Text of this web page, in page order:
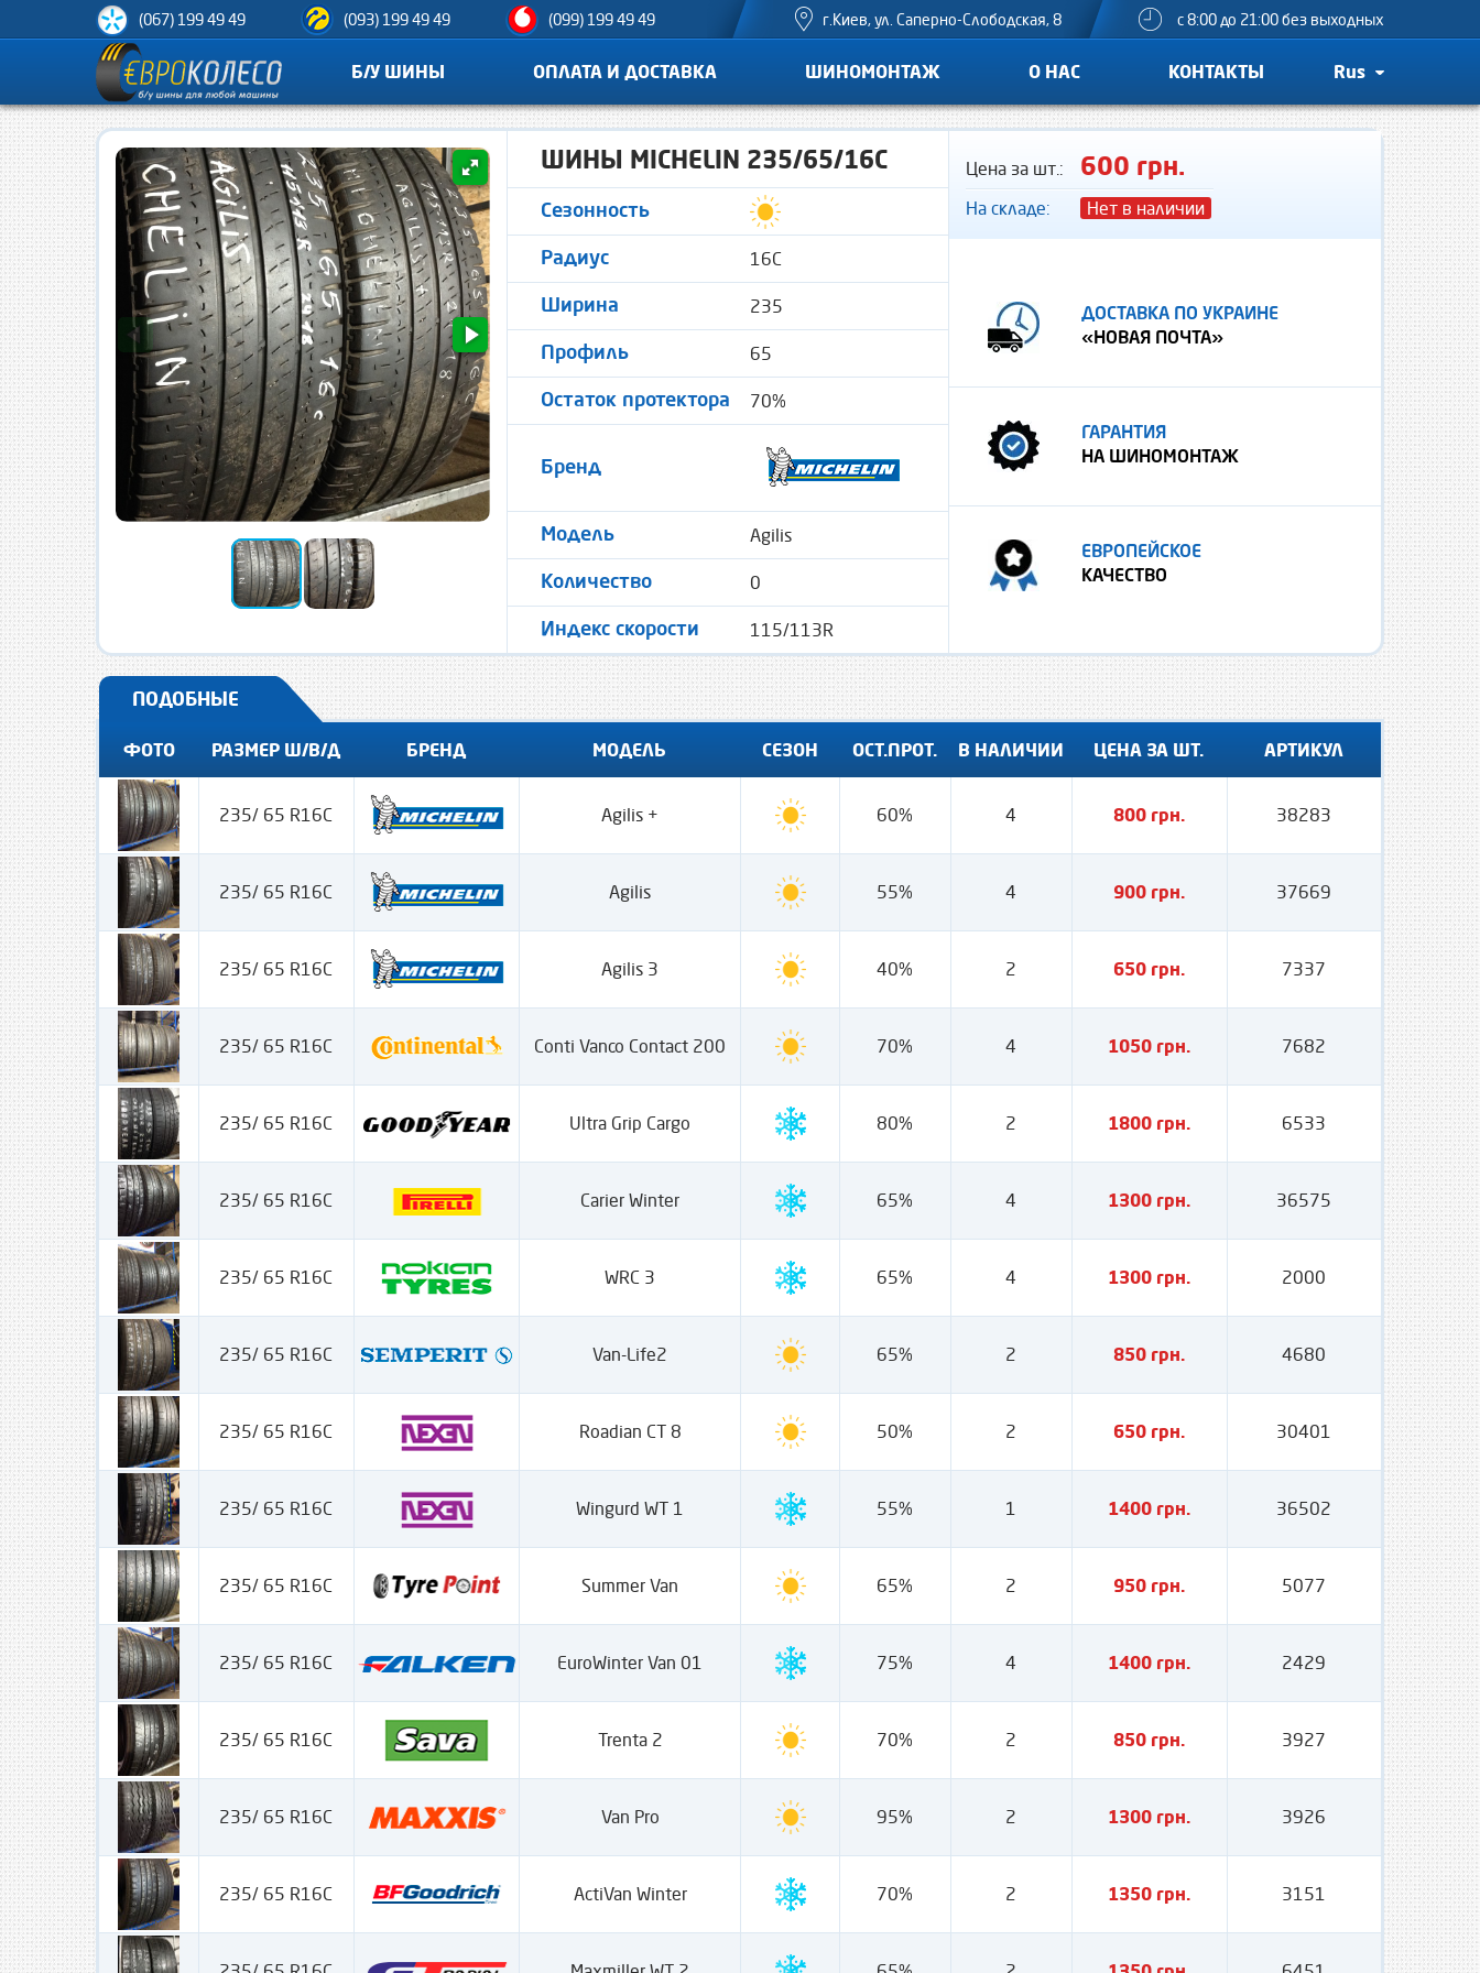
(067) 199 49 49 (093) 199 49 49 (099) 199 49 49 г.Киев, ул. Саперно-Слободская, 8 с 8:00 до 21:00 без выходных
Б/У ШИНЫ ОПЛАТА И ДОСТАВКА ШИНОМОНТАЖ О НАС КОНТАКТЫ Rus
ШИНЫ MICHELIN 235/65/16C
Сезонность
Радиус 16C
Ширина 235
Профиль 65
Остаток протектора 70%
Бренд
Модель Agilis
Количество 0
Индекс скорости 115/113R
Цена за шт.: 600 грн.
На складе: Нет в наличии
ДОСТАВКА ПО УКРАИНЕ
«НОВАЯ ПОЧТА»
ГАРАНТИЯ
НА ШИНОМОНТАЖ
ЕВРОПЕЙСКОЕ
КАЧЕСТВО
ПОДОБНЫЕ
ФОТО РАЗМЕР Ш/В/Д БРЕНД МОДЕЛЬ СЕЗОН ОСТ.ПРОТ. В НАЛИЧИИ ЦЕНА ЗА ШТ. АРТИКУЛ
235/ 65 R16C Agilis + 60% 4 800 грн. 38283
235/ 65 R16C Agilis 55% 4 900 грн. 37669
235/ 65 R16C Agilis 3 40% 2 650 грн. 7337
235/ 65 R16C Conti Vanco Contact 200 70% 4 1050 грн. 7682
235/ 65 R16C Ultra Grip Cargo 80% 2 1800 грн. 6533
235/ 65 R16C Carier Winter 65% 4 1300 грн. 36575
235/ 65 R16C WRC 3 65% 4 1300 грн. 2000
235/ 65 R16C Van-Life2 65% 2 850 грн. 4680
235/ 65 R16C Roadian CT 8 50% 2 650 грн. 30401
235/ 65 R16C Wingurd WT 1 55% 1 1400 грн. 36502
235/ 65 R16C Summer Van 65% 2 950 грн. 5077
235/ 65 R16C EuroWinter Van 01 75% 4 1400 грн. 2429
235/ 65 R16C Trenta 2 70% 2 850 грн. 3927
235/ 65 R16C Van Pro 95% 2 1300 грн. 3926
235/ 65 R16C ActiVan Winter 70% 2 1350 грн. 3151